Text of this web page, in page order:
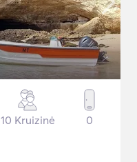
10 Kruizinė 0